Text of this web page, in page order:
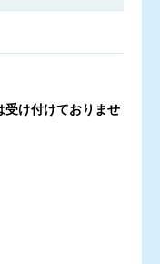
け付けておりませ